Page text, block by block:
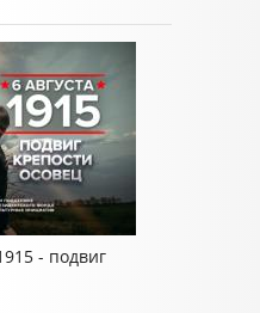
- подвиг